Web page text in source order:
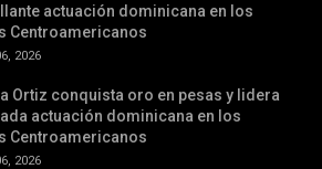
actuación dominicana en los
Centroamericanos
2026
Ortiz conquista oro en pesas y lidera
actuación dominicana en los
Centroamericanos
2026